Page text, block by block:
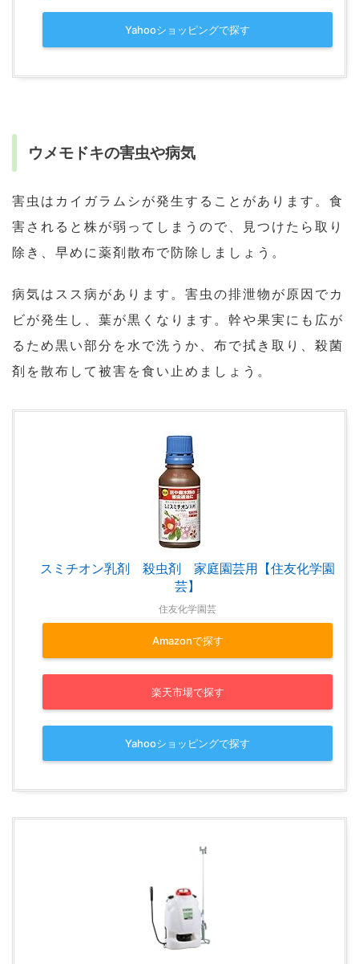
Yahooショッピングで探す
ウメモドキの害虫や病気
害虫はカイガラムシが発生することがあります。食
害されると株が弱ってしまうので、見つけたら取り
除き、早めに薬剤散布で防除しましょう。
病気はスス病があります。害虫の排泄物が原因でカ
ビが発生し、葉が黒くなります。幹や果実にも広が
るため黒い部分を水で洗うか、布で拭き取り、殺菌
剤を散布して被害を食い止めましょう。
スミチオン乳剤 殺虫剤 家庭園芸用【住友化学園
芸】
住友化学園芸
Amazonで探す
楽天市場で探す
Yahooショッピングで探す